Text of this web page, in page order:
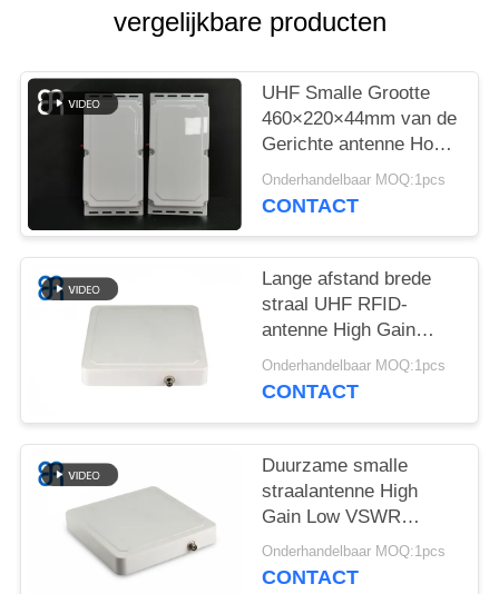
EEN
CITAAT
SITEMAP
PRIVACYBELEID
vergelijkbare producten
UHF Smalle Grootte
460×220×44mm van de
Gerichte antenne Hoge
Aanwinst 10dBic voor
Toegangsbeheer
Onderhandelbaar MOQ:1pcs
CONTACT
Lange afstand brede
straal UHF RFID-
antenne High Gain
circulaire polarisatie
UHF directionele
Onderhandelbaar MOQ:1pcs
CONTACT
Duurzame smalle
straalantenne High
Gain Low VSWR
Frequentiebereik 902 ~
928mhz 8dBic RFID
Onderhandelbaar MOQ:1pcs
CONTACT